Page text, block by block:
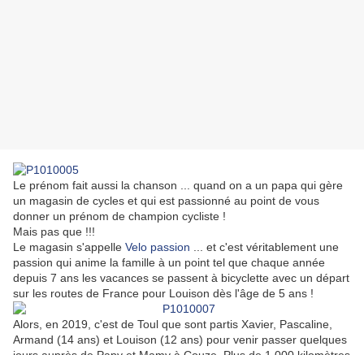
Le prénom fait aussi la chanson ... quand on a un papa qui gère
un magasin de cycles et qui est passionné au point de vous
donner un prénom de champion cycliste !
Mais pas que !!!
Le magasin s'appelle Velo passion ... et c'est véritablement une
passion qui anime la famille à un point tel que chaque année
depuis 7 ans les vacances se passent à bicyclette avec un départ
sur les routes de France pour Louison dès l'âge de 5 ans !
Alors, en 2019, c'est de Toul que sont partis Xavier, Pascaline,
Armand (14 ans) et Louison (12 ans) pour venir passer quelques